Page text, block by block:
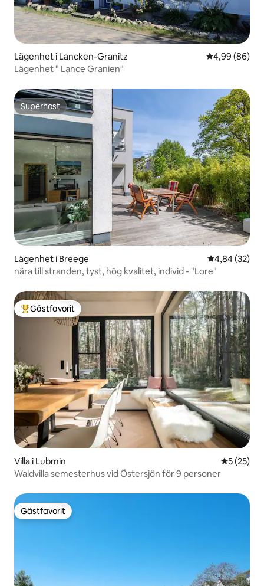
Lägenhet i Lancken-Granitz 4,99 av 5 i
4,99 (86)
Lägenhet " Lance Granien"
Superhost
Superhost
Lägenhet i Breege 4,84 av 5 i
4,84 (32)
nära till stranden, tyst, hög kvalitet, individ - "Lore"
Populär gästfavorit
Gästfavorit
Villa i Lubmin 5 av 5 i
5 (25)
Waldvilla semesterhus vid Östersjön för 9 personer
Gästfavorit
Gästfavorit